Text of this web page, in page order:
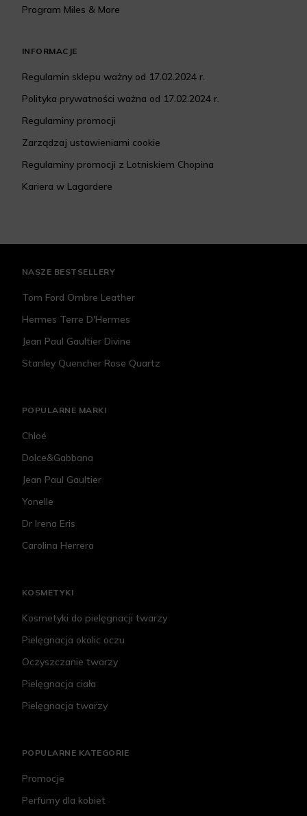
Program Miles & More
INFORMACJE
Regulamin sklepu ważny od 17.02.2024 r.
Polityka prywatności ważna od 17.02.2024 r.
Regulaminy promocji
Zarządzaj ustawieniami cookie
Regulaminy promocji z Lotniskiem Chopina
Kariera w Lagardere
NASZE BESTSELLERY
Tom Ford Ombre Leather
Hermes Terre D'Hermes
Jean Paul Gaultier Divine
Stanley Quencher Rose Quartz
POPULARNE MARKI
Chloé
Dolce&Gabbana
Jean Paul Gaultier
Yonelle
Dr Irena Eris
Carolina Herrera
KOSMETYKI
Kosmetyki do pielęgnacji twarzy
Pielęgnacja okolic oczu
Oczyszczanie twarzy
Pielęgnacja ciała
Pielęgnacja twarzy
POPULARNE KATEGORIE
Promocje
Perfumy dla kobiet